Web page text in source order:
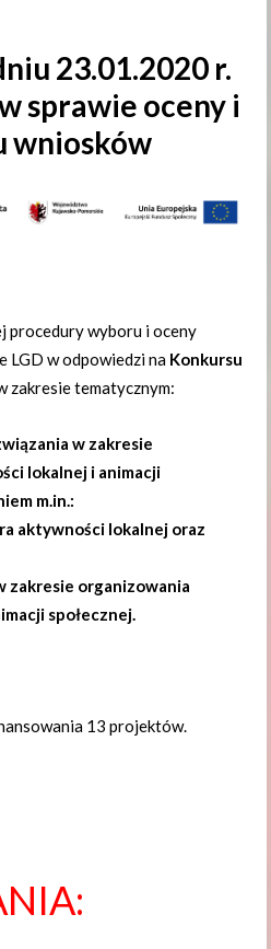
23.01.2020 r.
sprawie oceny i
wniosków
procedury wyboru i oceny
LGD w odpowiedzi na Konkursu
zakresie tematycznym:
w zakresie
lokalnej i animacji
m.in.:
aktywności lokalnej oraz
zakresie organizowania
społecznej.
13 projektów.